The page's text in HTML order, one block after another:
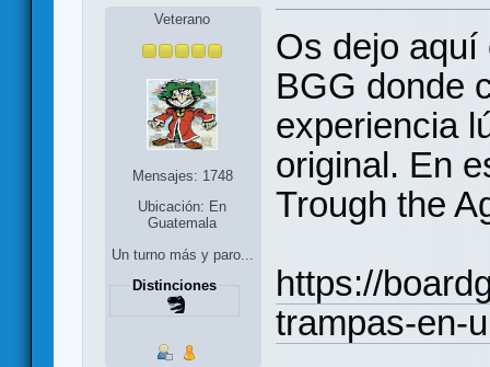
Veterano
Mensajes: 1748
Ubicación: En
Guatemala
Un turno más y paro...
Distinciones
Os dejo aquí
BGG donde
experiencia
original. En
Trough the
https://
trampas-en-